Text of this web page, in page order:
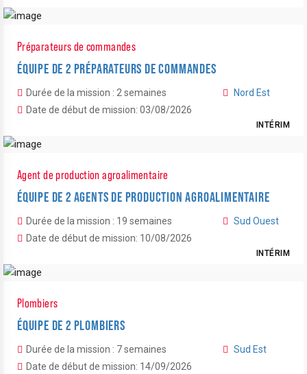
Préparateurs de commandes
ÉQUIPE DE 2 PRÉPARATEURS DE COMMANDES
Durée de la mission : 2 semaines
Date de début de mission: 03/08/2026
Nord Est
INTÉRIM
Agent de production agroalimentaire
ÉQUIPE DE 2 AGENTS DE PRODUCTION AGROALIMENTAIRE
Durée de la mission : 19 semaines
Date de début de mission: 10/08/2026
Sud Ouest
INTÉRIM
Plombiers
ÉQUIPE DE 2 PLOMBIERS
Durée de la mission : 7 semaines
Date de début de mission: 14/09/2026
Sud Est